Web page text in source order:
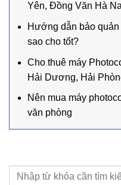
Yên, Đồng Văn Hà
Hướng dẫn bảo
sao cho tốt?
Cho thuê máy
Hải Dương, Hải
Nên mua máy
văn phòng